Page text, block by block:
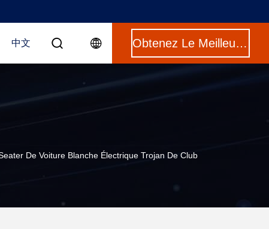
中文 Obtenez Le Meilleur Prix
De Voiture Blanche Électrique Trojan De Club